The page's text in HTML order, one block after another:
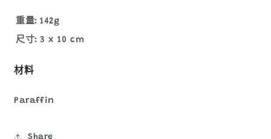
重量: 142g
尺寸: 3 x 10 cm
材料
Paraffin
Share